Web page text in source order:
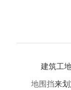
建筑工地
地围挡来